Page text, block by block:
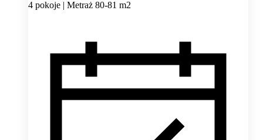
4 pokoje | Metraż 80-81 m2